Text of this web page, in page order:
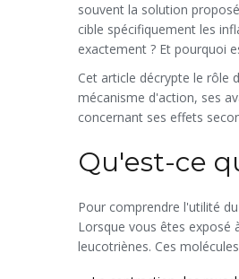
souvent la solution
cible spécifiquement les
exactement ? Et pourquoi
Cet article décrypte le rôle
mécanisme d'action, ses
concernant ses effets
Qu'est-ce
Pour comprendre l'utilité du
Lorsque vous êtes exposé
leucotriènes. Ces